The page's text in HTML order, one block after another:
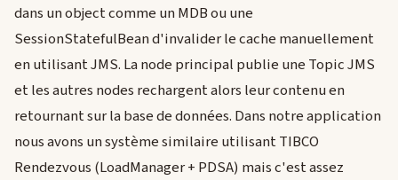
dans un object comme un MDB ou une
SessionStatefulBean d'invalider le cache manuellement
en utilisant JMS. La node principal publie une Topic JMS
et les autres nodes rechargent alors leur contenu en
retournant sur la base de données. Dans notre application
nous avons un système similaire utilisant TIBCO
Rendezvous (LoadManager + PDSA) mais c'est assez